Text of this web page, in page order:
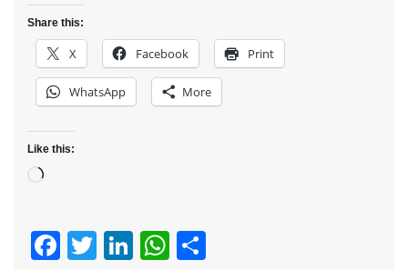
Share this:
X Facebook Print
WhatsApp More
Like this:
Loading…
Facebook
Twitter
LinkedIn
WhatsApp